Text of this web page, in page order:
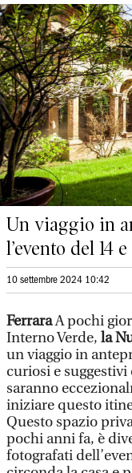
Un viaggio in
l’evento del 14
10 settembre 2024 10:42
FerraraA pochi
Interno Verde, la
un viaggio in
curiosi e suggestivi
saranno
iniziare questo
Questo spazio
pochi anni fa, è
fotografati